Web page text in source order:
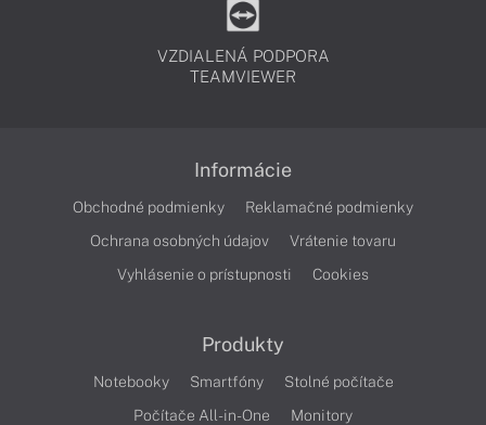
VZDIALENÁ PODPORA
TEAMVIEWER
Informácie
Obchodné podmienky
Reklamačné podmienky
Ochrana osobných údajov
Vrátenie tovaru
Vyhlásenie o prístupnosti
Cookies
Produkty
Notebooky Smartfóny
Stolné počítače
Počítače All-in-One
Monitory